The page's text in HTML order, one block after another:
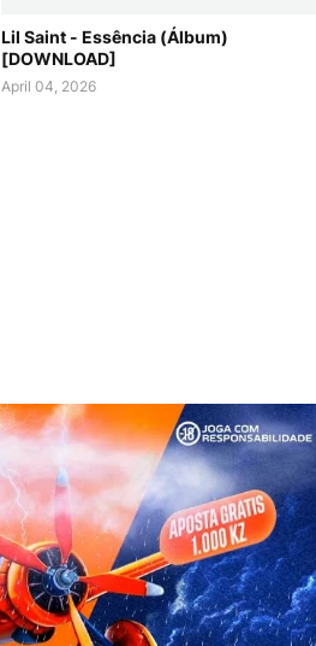
Lil Saint - Essência (Álbum)
[DOWNLOAD]
April 04, 2026